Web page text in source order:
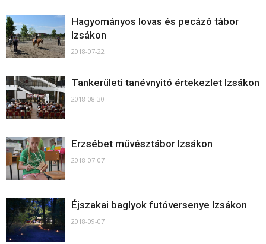
Hagyományos lovas és pecázó tábor
Izsákon
2018-07-22
Tankerületi tanévnyitó értekezlet Izsákon
2018-08-30
Erzsébet művésztábor Izsákon
2018-07-07
Éjszakai baglyok futóversenye Izsákon
2018-09-07